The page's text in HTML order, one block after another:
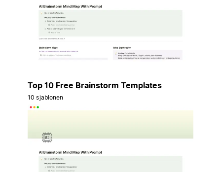
Top 10 Free Brainstorm Templates
10 sjablonen